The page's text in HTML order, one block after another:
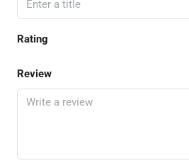
Rating
Review